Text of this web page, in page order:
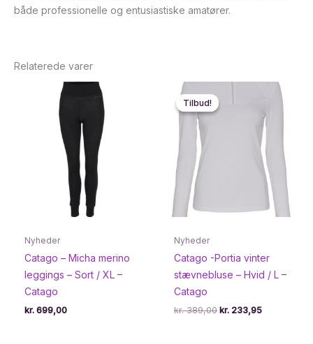
både professionelle og entusiastiske amatører.
Relaterede varer
Nyheder
Catago – Micha merino
leggings – Sort / XL –
Catago
kr. 699,00
Tilbud!
Tilbud!
Nyheder
Catago -Portia vinter
stævnebluse – Hvid / L –
Catago
kr.389,00 Den
kr. 233,95Den